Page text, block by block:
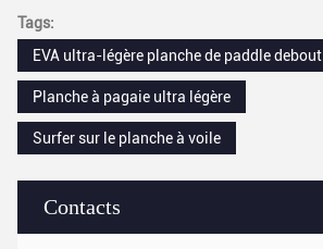
Contacts
Tags:
EVA ultra-légère planche de paddle debout
Planche à pagaie ultra légère
Surfer sur le planche à voile